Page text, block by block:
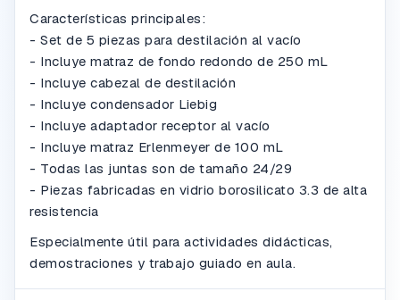
Características principales:
- Set de 5 piezas para destilación al vacío
- Incluye matraz de fondo redondo de 250 mL
- Incluye cabezal de destilación
- Incluye condensador Liebig
- Incluye adaptador receptor al vacío
- Incluye matraz Erlenmeyer de 100 mL
- Todas las juntas son de tamaño 24/29
- Piezas fabricadas en vidrio borosilicato 3.3 de alta
resistencia
Especialmente útil para actividades didácticas,
demostraciones y trabajo guiado en aula.